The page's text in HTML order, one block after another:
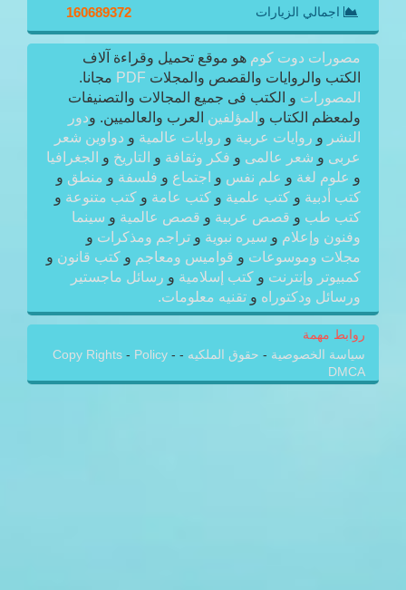
اجمالي الزيارات 160689372
مصورات دوت كوم هو موقع تحميل وقراءة آلاف
الكتب والروايات والقصص والمجلات PDF مجانا.
المصورات و الكتب فى جميع المجالات والتصنيفات
ولمعظم الكتاب و المؤلفين العرب والعالميين. ودور
النشر و روايات عربية و روايات عالمية و دواوين شعر
عربى و شعر عالمى و فكر وثقافة و التاريخ و الجغرافيا
و علوم لغة و علم نفس و اجتماع و فلسفة و منطق و
كتب أدبية و كتب علمية و كتب عامة و كتب متنوعة و
كتب طب و قصص عربية و قصص عالمية و سينما
وفنون وإعلام و سيره نبوية و تراجم ومذكرات و
مجلات وموسوعات و قواميس ومعاجم و كتب قانون و
كمبيوتر وإنترنت و كتب إسلامية و رسائل ماجستير
ورسائل ودكتوراه و تقنيه معلومات.
روابط مهمة
سياسة الخصوصية - حقوق الملكيه -
Copy Rights - Policy -
DMCA